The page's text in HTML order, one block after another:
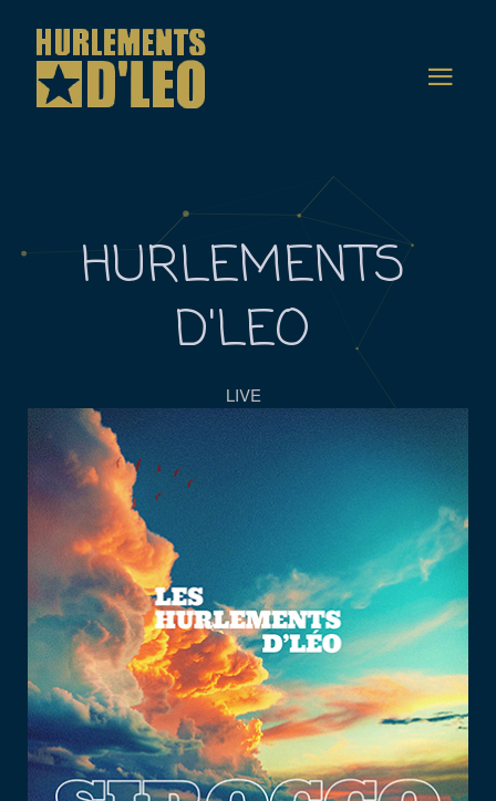
HURLEMENTS
D'LEO
LIVE